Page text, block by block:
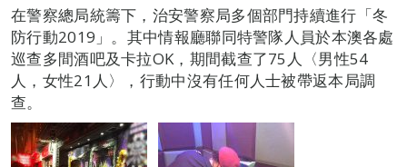
在警察總局統籌下，治安警察局多個部門持續進行「冬
防行動2019」。其中情報廳聯同特警隊人員於本澳各處
巡查多間酒吧及卡拉OK，期間截查了75人〈男性54
人，女性21人〉，行動中沒有任何人士被帶返本局調
查。